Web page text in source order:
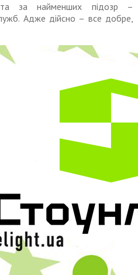
за найменших підозр –
Адже дійсно – все добре,